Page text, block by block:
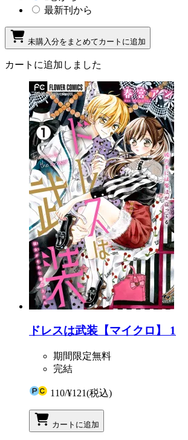
最新刊から
未購入分をまとめてカートに追加
カートに追加しました
ドレスは武装【マイクロ】 1
期間限定無料
完結
110/¥121(税込)
カートに追加